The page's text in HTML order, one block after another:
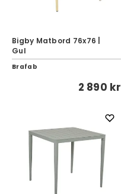
Bigby Matbord 76x76 |
Gul
Brafab
2 890 kr